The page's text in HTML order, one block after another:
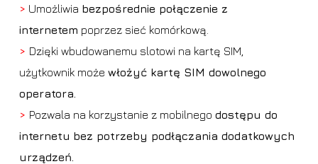
> Umożliwia bezpośrednie połączenie z
internetem poprzez sieć komórkową.
> Dzięki wbudowanemu slotowi na kartę SIM,
użytkownik może włożyć kartę SIM dowolnego
operatora.
> Pozwala na korzystanie z mobilnego dostępu do
internetu bez potrzeby podłączania dodatkowych
urządzeń.